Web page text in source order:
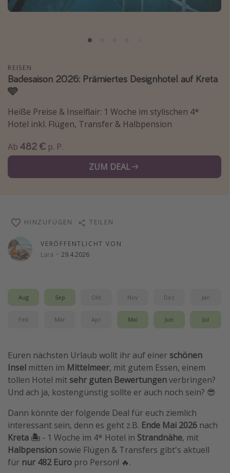
Normandie Urlaub
Krabi Urlaub
Tulum Urlaub
Sri Lanka Rundreise
Japan Rundreise
Reisethemen
Alle Reisethemen
Roadtrips
Wochenendtrip
Singlereisen
Gruppenreisen
Weitere Themen
Reise Journal
Familienurlaub in der Türkei
Rundreisen in Thailand
Bahnreisen in der Schweiz
Reisepassfreie Reiseziele
REISEN
Badesaison 2026: Prämiertes Designhotel auf Kreta
🩵
Heiße Preise & Inselflair: 1 Woche im stylischen 4*
Hotel inkl. Flügen, Transfer & Halbpension
Ab 482 € p. P.
ZUM DEAL
VERÖFFENTLICHT VON
Lara · 29.4.2026
HINZUFÜGEN TEILEN
Aug Sep Okt Nov Dez Jan
Feb Mär Apr Mai Jun Jul
Euren nächsten Urlaub wollt ihr auf einer schönen
Insel mitten im Mittelmeer, mit gutem Essen, einem
tollen Hotel mit sehr guten Bewertungenverbringen?
Und ach ja, kostengünstig sollte er auch noch sein? 😎
Dann könnte der folgende Deal für euch ziemlich
interessant sein, denn es geht z.B. Ende Mai 2026 nach
Kreta 🏝 - 1 Woche im 4* Hotel in Strandnähe, mit
Halbpension sowie Flügen & Transfers gibt's aktuell
für nur 482 Euro pro Person! 🔥.